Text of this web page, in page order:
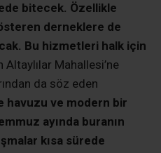
bitecek. Özellikle
derneklere de
Bu hizmetleri halk için
Altaylılar Mahallesi’ne
da söz eden
havuzu ve modern bir
ayında buranın
kısa sürede